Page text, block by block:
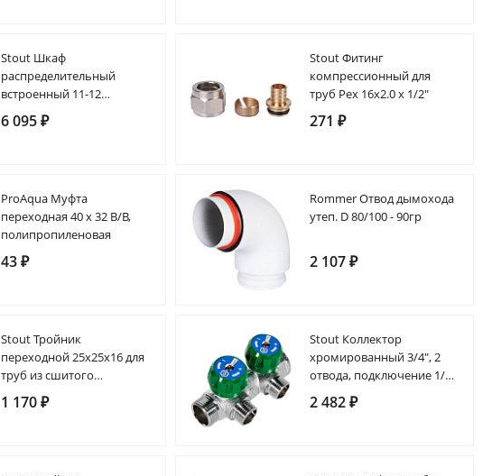
Stout Шкаф
распределительный
встроенный 11-12
выходов (ШРВ-4)
670х125х896
6 095 ₽
Stout Фитинг
компрессионный для
труб Pex 16х2.0 х 1/2"
271 ₽
ProAqua Муфта
переходная 40 х 32 В/В,
полипропиленовая
43 ₽
Rommer Отвод дымохода
утеп. D 80/100 - 90гр
2 107 ₽
Stout Тройник
переходной 25x25x16 для
труб из сшитого
полиэтилена аксиальный
1 170 ₽
Stout Коллектор
хромированный 3/4", 2
отвода, подключение 1/2"
"евроконус"
2 482 ₽